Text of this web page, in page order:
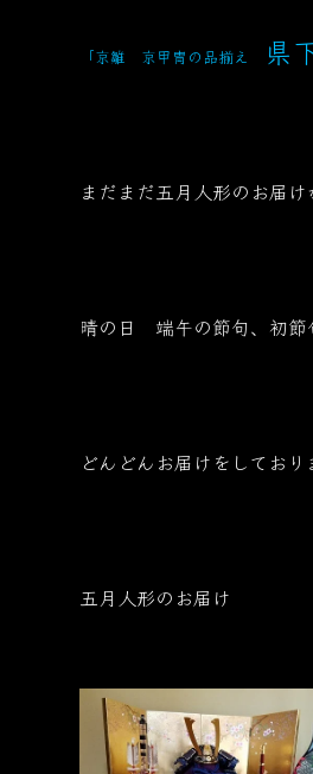
「京雛 京甲冑の品揃え 県
まだまだ五月人形のお届け
晴の日 端午の節句、初節
どんどんお届けをしており
五月人形のお届け